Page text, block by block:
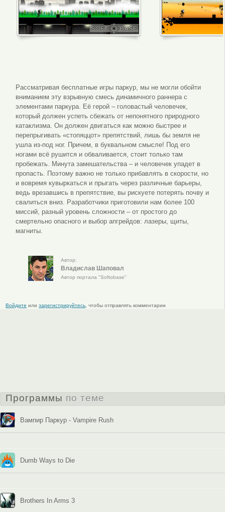
Рассматривая бесплатные игры паркур, мы не могли обойти
вниманием эту взрывную смесь динамичного раннера с
элементами паркура. Её герой – головастый человечек,
который должен успеть сбежать от непонятного природного
катаклизма. Он должен двигаться как можно быстрее и
перепрыгивать «стопяццот» препятствий, лишь бы земля не
ушла из-под ног. Причем, в буквальном смысле! Под его
ногами всё рушится и обваливается, стоит только там
пробежать. Минута замешательства – и человечек упадет в
пропасть. Поэтому важно не только прибавлять в скорости, но
и вовремя кувыркаться и прыгать через различные барьеры,
ведь врезавшись в препятствие, вы рискуете потерять почву и
свалиться вниз. Разработчики приготовили нам более 100
миссий, разный уровень сложности – от простого до
смертельно опасного и выбор апгрейдов: лазеры, щиты,
магниты.
Автор:
Владислав Шаповал
Автор портала "Softobase"
Войдите илизарегистрируйтесь, чтобы отправлять комментарии
Программы по теме
Вампир Паркур - Vampire Rush
Dumb Ways to Die
Brothers In Arms 3